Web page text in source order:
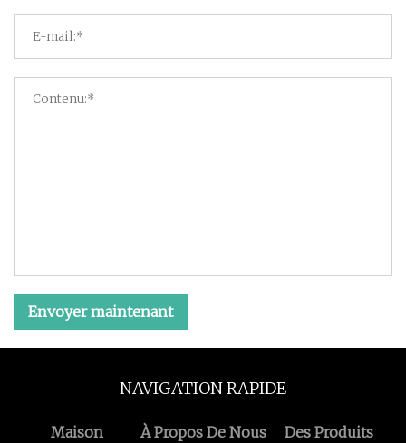
Envoyer maintenant
NAVIGATION RAPIDE
Maison À Propos De Nous Des Produits